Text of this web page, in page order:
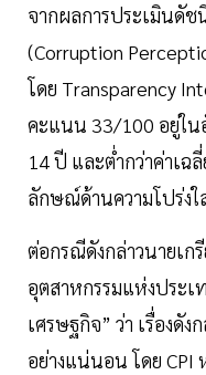
จากผลการประเมินดั
(Corruption
โดย Transparency
คะแนน 33/100 อยู่ใน
14 ปี และต่ำกว่าค่าเ
ลักษณ์ด้านความโปร่ง
ต่อกรณีดังกล่าวนายเก
อุตสาหกรรมแห่งประเ
เศรษฐกิจ” ว่า เรื่องดั
อย่างแน่นอน โดย CPI